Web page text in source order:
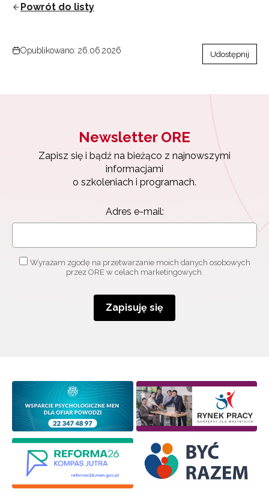
Powrót do listy
Opublikowano: 26.06.2026 Udostępnij
Newsletter ORE
Zapisz się i bądź na bieżąco z najnowszymi
informacjami
o szkoleniach i programach.
Adres e-mail:
Wyrażam zgodę na przetwarzanie moich danych osobowych
przez ORE w celach marketingowych.
Zapisuję się
Zapisz się i bądź na bieżąco z najnowszymi
o szkoleniach i programach.
Adres e-mail:
Wyrażam zgodę na przetwarzanie moich danych
osobowych przez ORE w celach marketingowych.